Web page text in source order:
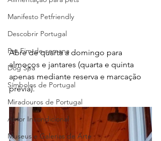
Manifesto Petfriendly
Descobrir Portugal
Pet Fim-de-semana
Dog Spa
Símbolos de Portugal
Miradouros de Portugal
Amor Incondicional
Museus e Galerias de Arte
Abre de quarta a domingo para
almoços e jantares (quarta e quinta
apenas mediante reserva e marcação
prévia).